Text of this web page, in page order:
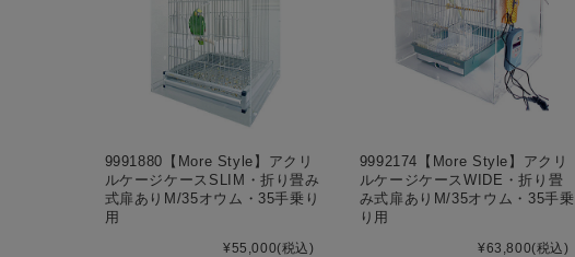
9991880【More Style】アクリ
ルケージケースSLIM・折り畳み
式扉ありM/35オウム・35手乗り
用
¥55,000(税込)
9992174【More Style】アクリ
ルケージケースWIDE・折り畳
み式扉ありM/35オウム・35手乗
り用
¥63,800(税込)